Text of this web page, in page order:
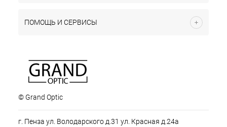
ПОМОЩЬ И СЕРВИСЫ
© Grand Optic
г. Пенза ул. Володарского д.31 ул. Красная д.24а